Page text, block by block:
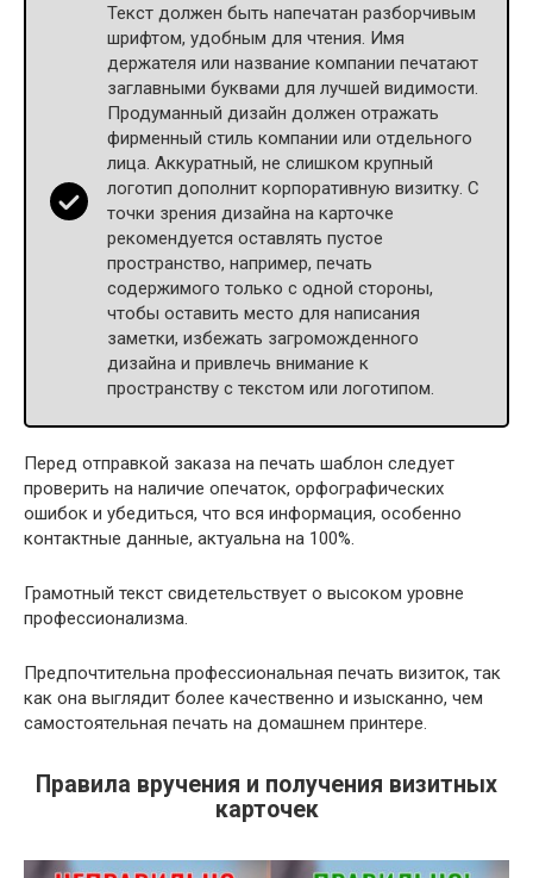
Текст должен быть напечатан разборчивым
шрифтом, удобным для чтения. Имя
держателя или название компании печатают
заглавными буквами для лучшей видимости.
Продуманный дизайн должен отражать
фирменный стиль компании или отдельного
лица. Аккуратный, не слишком крупный
логотип дополнит корпоративную визитку. С
точки зрения дизайна на карточке
рекомендуется оставлять пустое
пространство, например, печать
содержимого только с одной стороны,
чтобы оставить место для написания
заметки, избежать загроможденного
дизайна и привлечь внимание к
пространству с текстом или логотипом.
Перед отправкой заказа на печать шаблон следует
проверить на наличие опечаток, орфографических
ошибок и убедиться, что вся информация, особенно
контактные данные, актуальна на 100%.
Грамотный текст свидетельствует о высоком уровне
профессионализма.
Предпочтительна профессиональная печать визиток, так
как она выглядит более качественно и изысканно, чем
самостоятельная печать на домашнем принтере.
Правила вручения и получения визитных
карточек